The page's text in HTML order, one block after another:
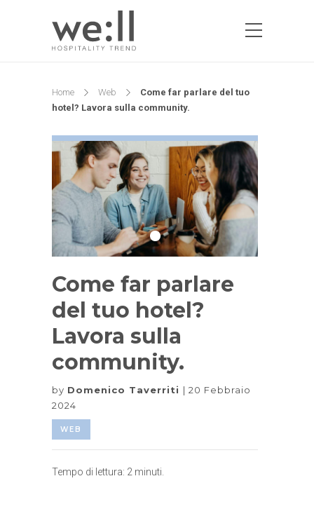
Home Web
Come far parlare del tuo
hotel? Lavora sulla community.
Come far parlare
del tuo hotel?
Lavora sulla
community.
by Domenico Taverriti
20 Febbraio
2024
WEB
Tempo di lettura: 2 minuti.